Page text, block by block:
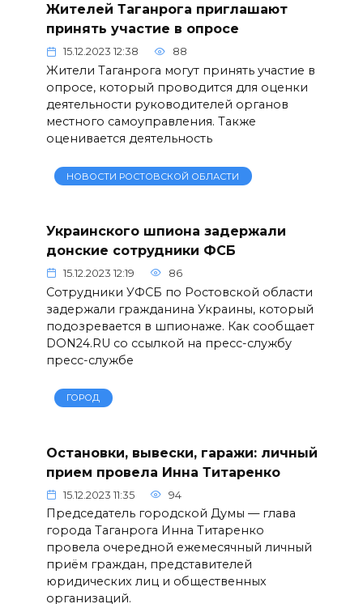
Жителей Таганрога приглашают
принять участие в опросе
15.12.2023 12:38 88
Жители Таганрога могут принять участие в
опросе, который проводится для оценки
деятельности руководителей органов
местного самоуправления. Также
оценивается деятельность
НОВОСТИ РОСТОВСКОЙ ОБЛАСТИ
Украинского шпиона задержали
донские сотрудники ФСБ
15.12.2023 12:19 86
Сотрудники УФСБ по Ростовской области
задержали гражданина Украины, который
подозревается в шпионаже. Как сообщает
DON24.RU со ссылкой на пресс-службу
пресс-службе
ГОРОД
Остановки, вывески, гаражи: личный
прием провела Инна Титаренко
15.12.2023 11:35 94
Председатель городской Думы — глава
города Таганрога Инна Титаренко
провела очередной ежемесячный личный
приём граждан, представителей
юридических лиц и общественных
организаций.